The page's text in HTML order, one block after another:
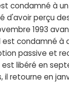
condamné à
d'avoir perçu
1993
est condamné à
passive et
libéré en
retourne en